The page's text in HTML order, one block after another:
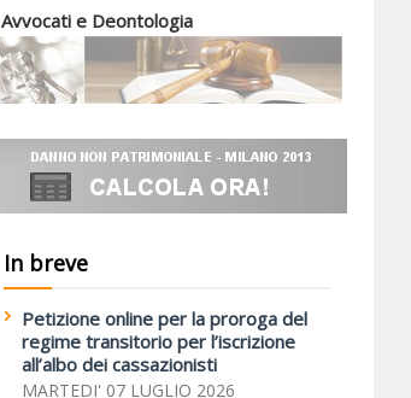
Avvocati e Deontologia
In breve
Petizione online per la proroga del
regime transitorio per l’iscrizione
all’albo dei cassazionisti
MARTEDI' 07 LUGLIO 2026